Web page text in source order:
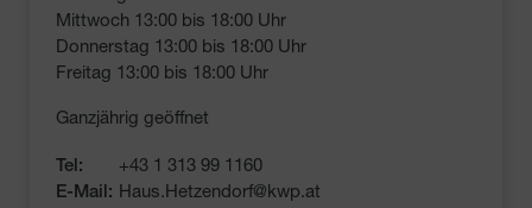
Mittwoch 13:00 bis 18:00 Uhr
Donnerstag 13:00 bis 18:00 Uhr
Freitag 13:00 bis 18:00 Uhr
Ganzjährig geöffnet
Tel:
+43 1 313 99 1160
E-Mail: Haus.Hetzendorf@kwp.at